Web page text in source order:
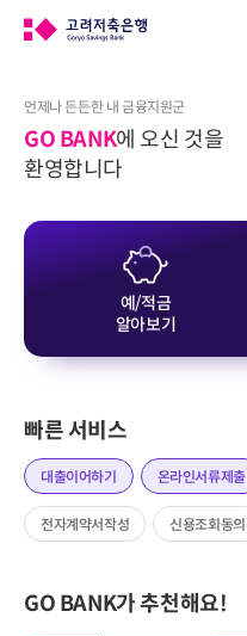
언제나 든든한 내 금융지원군
GO BANK에 오신 것을
환영합니다
예/적금
알아보기
빠른 서비스
대출이어하기 온라인서류제출
전자계약서작성 신용조회동의
GO BANK가 추천해요!